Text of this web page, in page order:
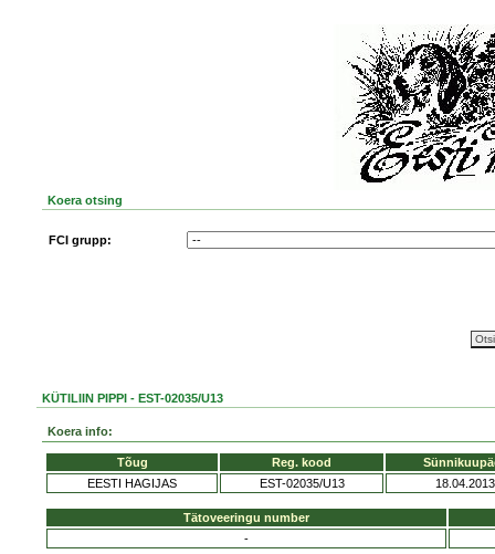
Koera otsing
FCI grupp:
KÜTILIIN PIPPI - EST-02035/U13
Koera info:
Tõug Reg. kood
EESTI HAGIJAS
EST-02035/U13 18.04.2013
Tätoveeringu number
-